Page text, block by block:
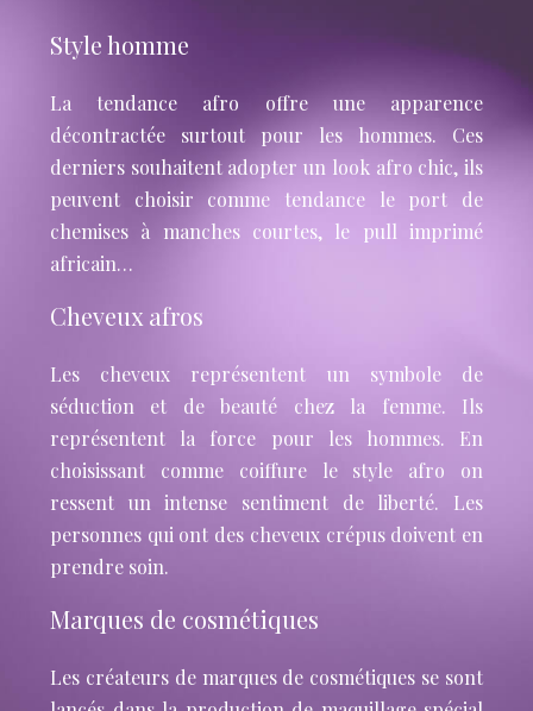
Style homme
La tendance afro offre une apparence
décontractée surtout pour les hommes. Ces
derniers souhaitent adopter un look afro chic, ils
peuvent choisir comme tendance le port de
chemises à manches courtes, le pull imprimé
africain…
Cheveux afros
Les cheveux représentent un symbole de
séduction et de beauté chez la femme. Ils
représentent la force pour les hommes. En
choisissant comme coiffure le style afro on
ressent un intense sentiment de liberté. Les
personnes qui ont des cheveux crépus doivent en
prendre soin.
Marques de cosmétiques
Les créateurs de marques de cosmétiques se sont